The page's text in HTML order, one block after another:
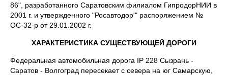
86", разработанного Саратовским филиалом ГипродорНИИ в
2001 г. и утвержденного "Росавтодор'" распоряжением №
ОС-32-р от 29.01.2002 г.
ХАРАКТЕРИСТИКА СУЩЕСТВУЮЩЕЙ ДОРОГИ
Федеральная автомобильная дорога IP 228 Сызрань -
Саратов - Волгоград пересекает с севера на юг Самарскую,